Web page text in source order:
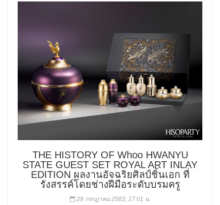
THE HISTORY OF Whoo HWANYU
STATE GUEST SET ROYAL ART INLAY
EDITION ผลงานอัจฉริยศิลป์ชิ้นเอก ที่
รังสรรค์โดยช่างฝีมือระดับบรมครู
29 กรกฎาคม 2563, 17:01 น.